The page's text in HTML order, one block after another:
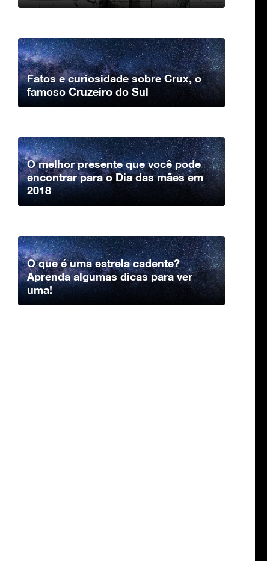
Fatos e curiosidade sobre Crux, o
famoso Cruzeiro do Sul
O melhor presente que você pode
encontrar para o Dia das mães em
2018
O que é uma estrela cadente?
Aprenda algumas dicas para ver
uma!